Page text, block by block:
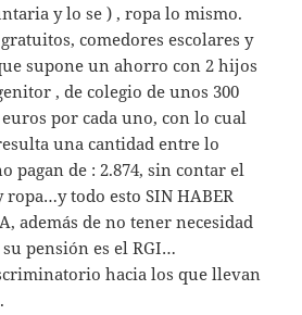
y lo se ) , ropa lo mismo.
comedores escolares y
supone un ahorro con 2 hijos
, de colegio de unos 300
por cada uno, con lo cual
una cantidad entre lo
pagan de : 2.874, sin contar el
todo esto SIN HABER
además de no tener necesidad
pensión es el RGI…
hacia los que llevan